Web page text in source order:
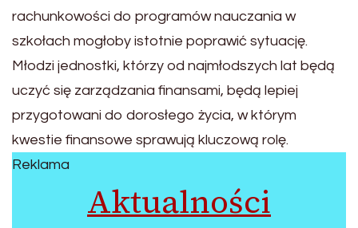
rachunkowości do programów nauczania w
szkołach mogłoby istotnie poprawić sytuację.
Młodzi jednostki, którzy od najmłodszych lat będą
uczyć się zarządzania finansami, będą lepiej
przygotowani do dorosłego życia, w którym
kwestie finansowe sprawują kluczową rolę.
Reklama
Aktualności